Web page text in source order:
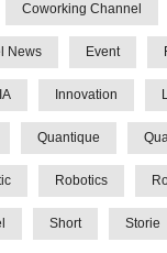
Coworking Channel
News Event
IA Innovation
Quantique
Robotics
Short Storie